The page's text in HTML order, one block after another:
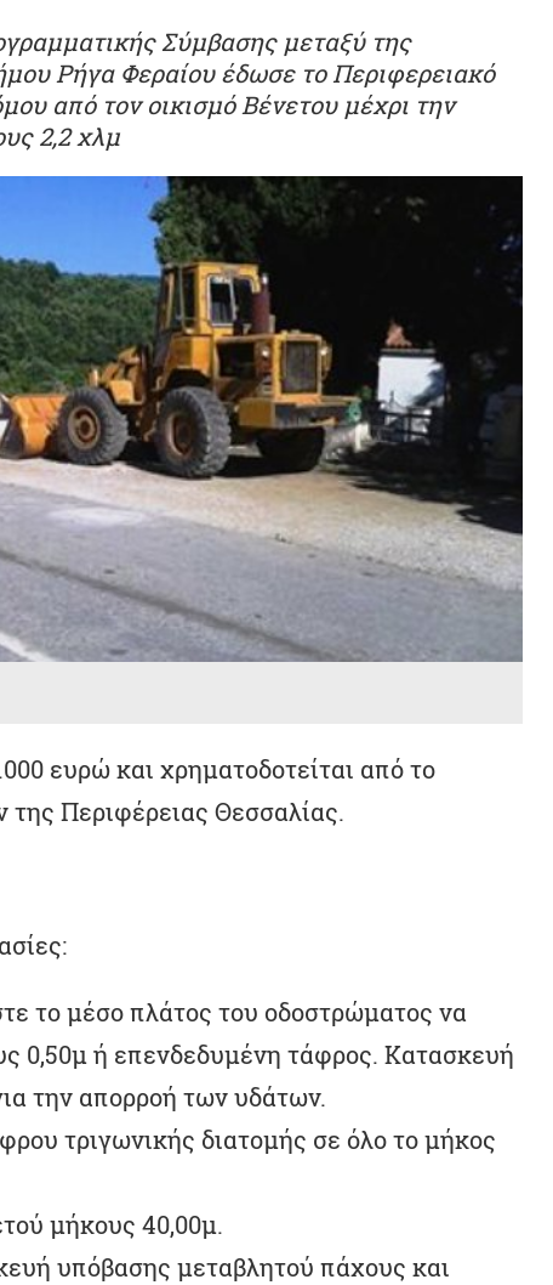
Σύμβασης μεταξύ της
Ρήγα Φεραίου έδωσε το Περιφερειακό
από τον οικισμό Βένετου μέχρι την
2,2 χλμ
ευρώ και χρηματοδοτείται από το
Περιφέρειας Θεσσαλίας.
το μέσο πλάτος του οδοστρώματος να
0,50μ ή επενδεδυμένη τάφρος. Κατασκευή
την απορροή των υδάτων.
τριγωνικής διατομής σε όλο το μήκος
μήκους 40,00μ.
υπόβασης μεταβλητού πάχους και